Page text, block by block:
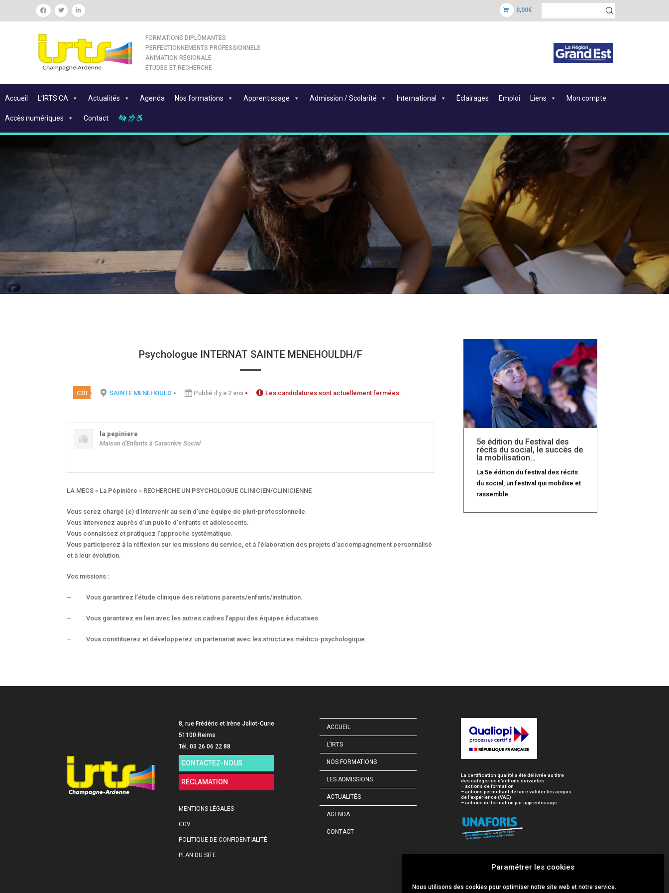
Paramétrer les cookies
Nous utilisons des cookies pour optimiser notre site web et notre service.
0,00€
FORMATIONS DIPLÔMANTES
PERFECTIONNEMENTS PROFESSIONNELS
ANIMATION RÉGIONALE
ÉTUDES ET RECHERCHE
Accueil L’IRTS CA Actualités Agenda Nos formations Apprentissage Admission / Scolarité International Éclairages Emploi Liens Mon compte
Accès numériques Contact
Psychologue INTERNAT SAINTE MENEHOULDH/F
CDI SAINTE MENEHOULD Publié il y a 2 ans Les candidatures sont actuellement fermées.
la pepiniere
Maison d'Enfants à Caractère Social
LA MECS « La Pépinière » RECHERCHE UN PSYCHOLOGUE CLINICIEN/CLINICIENNE
Vous serez chargé (e) d’intervenir au sein d’une équipe de pluri-professionnelle.
Vous intervenez auprès d’un public d’enfants et adolescents.
Vous connaissez et pratiquez l’approche systématique.
Vous participerez à la réflexion sur les missions du service, et à l’élaboration des projets d’accompagnement personnalisé
et à leur évolution.
Vos missions :
– Vous garantirez l’étude clinique des relations parents/enfants/institution.
– Vous garantirez en lien avec les autres cadres l’appui des équipes éducatives.
– Vous constituerez et développerez un partenariat avec les structures médico-psychologique.
5e édition du Festival des
récits du social, le succès de
la mobilisation…
La 5e édition du festival des récits
du social, un festival qui mobilise et
rassemble.
8, rue Frédéric et Irène Joliot-Curie
51100 Reims
Tél. 03 26 06 22 88
CONTACTEZ-NOUS
RÉCLAMATION
MENTIONS LÉGALES
CGV
POLITIQUE DE CONFIDENTIALITÉ
PLAN DU SITE
ACCUEIL
L’IRTS
NOS FORMATIONS
LES ADMISSIONS
ACTUALITÉS
AGENDA
CONTACT
La certification qualité a été délivrée au titre
des catégories d’actions suivantes :
– actions de formation
– actions permettant de faire valider les acquis
de l’expérience (VAE)
– actions de formation par apprentissage